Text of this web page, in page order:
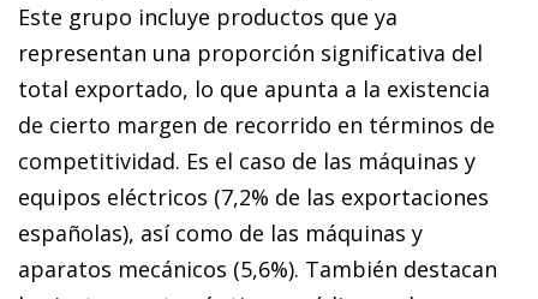
Este grupo incluye productos que ya
representan una proporción significativa del
total exportado, lo que apunta a la existencia
de cierto margen de recorrido en términos de
competitividad. Es el caso de las máquinas y
equipos eléctricos (7,2% de las exportaciones
españolas), así como de las máquinas y
aparatos mecánicos (5,6%). También destacan